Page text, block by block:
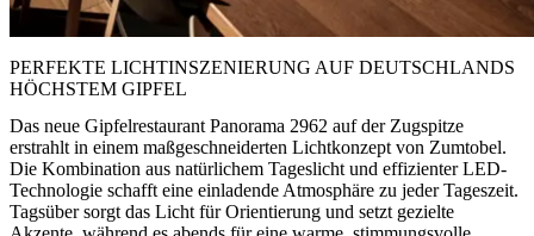
PERFEKTE LICHTINSZENIERUNG AUF DEUTSCHLANDS
HÖCHSTEM GIPFEL
Das neue Gipfelrestaurant Panorama 2962 auf der Zugspitze
erstrahlt in einem maßgeschneiderten Lichtkonzept von Zumtobel.
Die Kombination aus natürlichem Tageslicht und effizienter LED-
Technologie schafft eine einladende Atmosphäre zu jeder Tageszeit.
Tagsüber sorgt das Licht für Orientierung und setzt gezielte